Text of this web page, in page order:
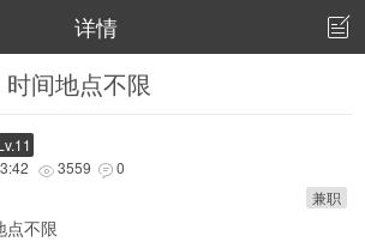
详情 
间地点不限
 3559  0
兼职
点不限